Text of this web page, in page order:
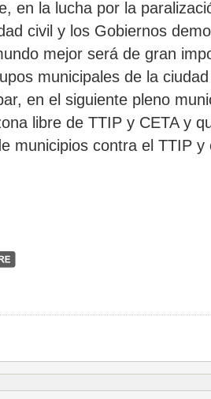
en la lucha por la
civil y los Gobiernos
mejor será de gran
municipales de la
en el siguiente pleno
libre de TTIP y CETA y
municipios contra el TTIP y